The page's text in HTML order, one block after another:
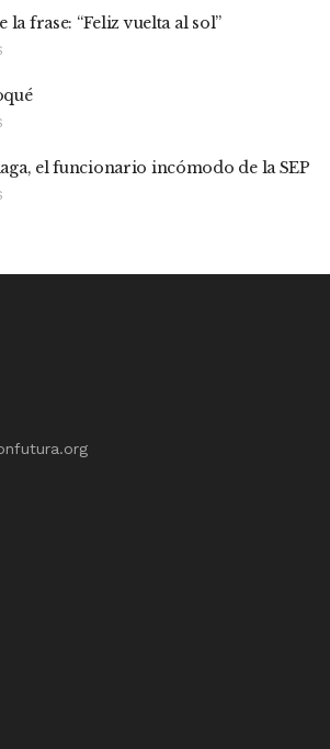
la frase: “Feliz vuelta al sol”
el funcionario incómodo de la SEP